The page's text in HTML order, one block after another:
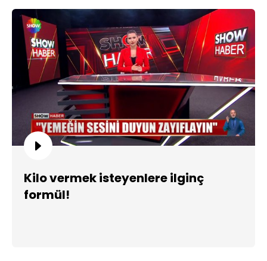
Kilo vermek isteyenlere ilginç
formül!